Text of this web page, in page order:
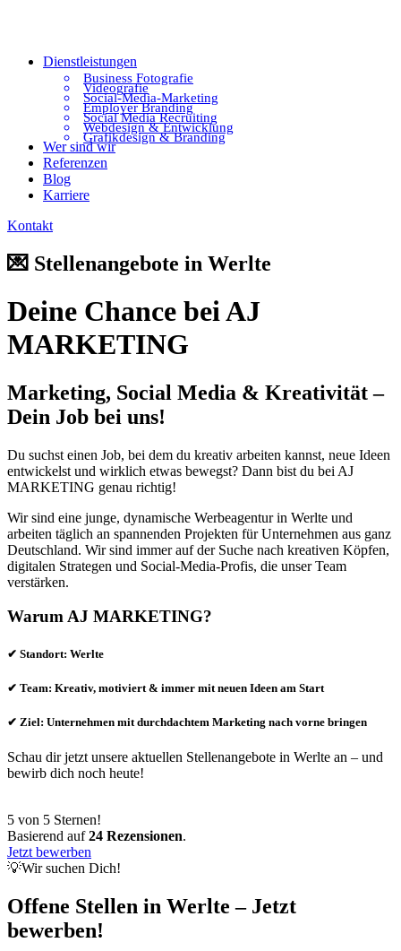
Dienstleistungen
Business Fotografie
Videografie
Social-Media-Marketing
Employer Branding
Social Media Recruiting
Webdesign & Entwicklung
Grafikdesign & Branding
Wer sind wir
Referenzen
Blog
Karriere
Kontakt
💌 Stellenangebote in Werlte
Deine Chance bei AJ
MARKETING
Marketing, Social Media & Kreativität –
Dein Job bei uns!
Du suchst einen Job, bei dem du kreativ arbeiten kannst, neue Ideen
entwickelst und wirklich etwas bewegst? Dann bist du bei AJ
MARKETING genau richtig!
Wir sind eine junge, dynamische Werbeagentur in Werlte und
arbeiten täglich an spannenden Projekten für Unternehmen aus ganz
Deutschland. Wir sind immer auf der Suche nach kreativen Köpfen,
digitalen Strategen und Social-Media-Profis, die unser Team
verstärken.
Warum AJ MARKETING?
✔ Standort: Werlte
✔ Team: Kreativ, motiviert & immer mit neuen Ideen am Start
✔ Ziel: Unternehmen mit durchdachtem Marketing nach vorne bringen
Schau dir jetzt unsere aktuellen Stellenangebote in Werlte an – und
bewirb dich noch heute!
5 von 5 Sternen!
Basierend auf24 Rezensionen.
Jetzt bewerben
💡Wir suchen Dich!
Offene Stellen in Werlte – Jetzt
bewerben!